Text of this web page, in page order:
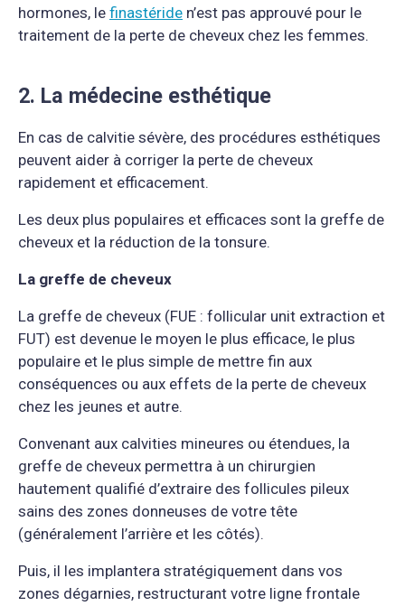
hormones, le finastéride n’est pas approuvé pour le
traitement de la perte de cheveux chez les femmes.
2. La médecine esthétique
En cas de calvitie sévère, des procédures esthétiques
peuvent aider à corriger la perte de cheveux
rapidement et efficacement.
Les deux plus populaires et efficaces sont la greffe de
cheveux et la réduction de la tonsure.
La greffe de cheveux
La greffe de cheveux (FUE : follicular unit extraction et
FUT) est devenue le moyen le plus efficace, le plus
populaire et le plus simple de mettre fin aux
conséquences ou aux effets de la perte de cheveux
chez les jeunes et autre.
Convenant aux calvities mineures ou étendues, la
greffe de cheveux permettra à un chirurgien
hautement qualifié d’extraire des follicules pileux
sains des zones donneuses de votre tête
(généralement l’arrière et les côtés).
Puis, il les implantera stratégiquement dans vos
zones dégarnies, restructurant votre ligne frontale